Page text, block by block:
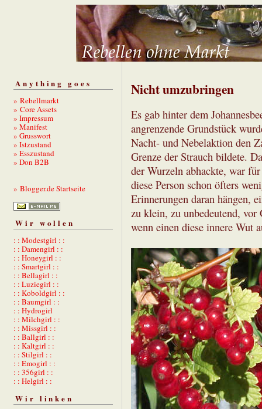
Anything goes
» Rebellmarkt
» Core Assets
» Impressum
» Manifest
» Grusswort
» Istzustand
» Esszustand
» Don B2B
» Blogger.de Startseite
Wir wollen
: : Modestgirl : :
: : Damengirl : :
: : Honeygirl : :
: : Smartgirl : :
: : Bellagirl : :
: : Luziegirl : :
: : Koboldgirl : :
: : Baumgirl : :
: : Hydrogirl
: : Milchgirl : :
: : Missgirl : :
: : Ballgirl : :
: : Kaltgirl : :
: : Stilgirl : :
: : Emogirl : :
: : 356girl : :
: : Helgirl : :
Wir linken
Nicht umzubringen
Es gab hinter dem
angrenzende Grundstück
Nacht- und Nebelaktion den
Grenze der Strauch bildete.
der Wurzeln abhackte, war
diese Person schon öfters
Erinnerungen daran hängen,
zu klein, zu unbedeutend, vor
wenn einen diese innere Wut